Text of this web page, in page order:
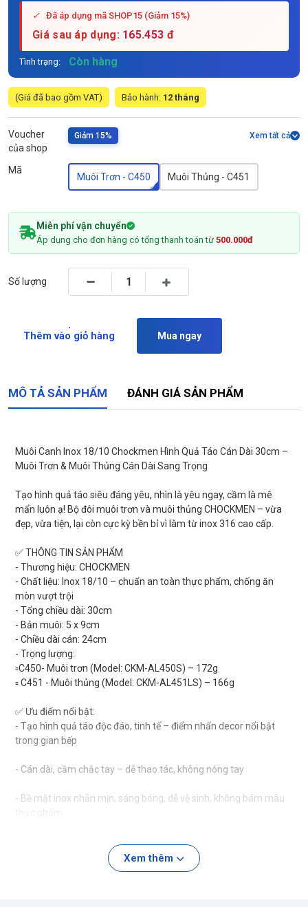
✓ Đã áp dụng mã SHOP15 (Giảm 15%)
Giá sau áp dụng: 165.453 đ
Tình trạng: Còn hàng
(Giá đã bao gồm VAT) Bảo hành: 12 tháng
Voucher
của shop
Giảm 15% Xem tất cả
Mã
Muôi Trơn - C450 Muôi Thủng - C451
Miễn phí vận chuyển
Áp dụng cho đơn hàng có tổng thanh toán từ 500.000đ
Số lượng
Thêm vào giỏ hàng Mua ngay
MÔ TẢ SẢN PHẨM ĐÁNH GIÁ SẢN PHẨM
Muôi Canh Inox 18/10 Chockmen Hình Quả Táo Cán Dài 30cm –
Muôi Trơn & Muôi Thủng Cán Dài Sang Trọng
Tạo hình quả táo siêu đáng yêu, nhìn là yêu ngay, cầm là mê
mẩn luôn ạ! Bộ đôi muôi trơn và muôi thủng CHOCKMEN – vừa
đẹp, vừa tiện, lại còn cực kỳ bền bỉ vì làm từ inox 316 cao cấp.
✅ THÔNG TIN SẢN PHẨM
- Thương hiệu: CHOCKMEN
- Chất liệu: Inox 18/10 – chuẩn an toàn thực phẩm, chống ăn
mòn vượt trội
- Tổng chiều dài: 30cm
- Bản muôi: 5 x 9cm
- Chiều dài cán: 24cm
- Trọng lượng:
▫️C450- Muôi trơn (Model: CKM-AL450S) – 172g
▫️ C451 - Muôi thủng (Model: CKM-AL451LS) – 166g
✅ Ưu điểm nổi bật:
- Tạo hình quả táo độc đáo, tinh tế – điểm nhấn decor nổi bật
trong gian bếp
- Cán dài, cầm chắc tay – dễ thao tác, không nóng tay
- Bề mặt inox nhẵn mịn, sáng bóng, dễ vệ sinh, không bám màu
với nhà có trẻ nhỏ hoặc người kỹ tính
Xem thêm